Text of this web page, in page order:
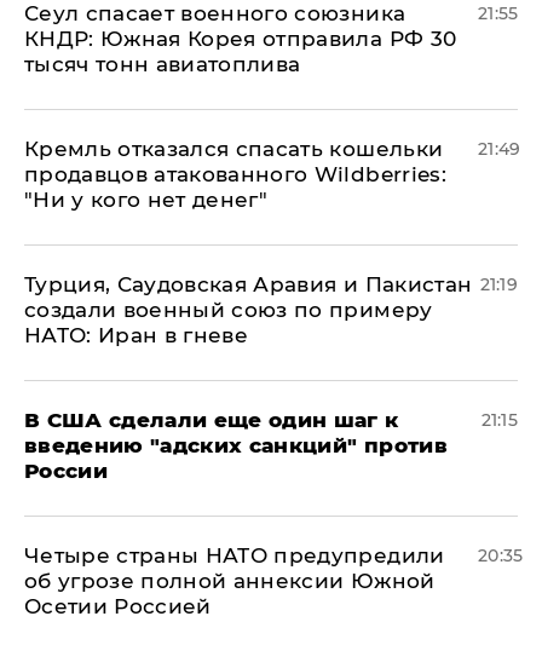
​Сеул спасает военного союзника
КНДР: Южная Корея отправила РФ 30
тысяч тонн авиатоплива
21:55
Кремль отказался спасать кошельки
продавцов атакованного Wildberries:
"Ни у кого нет денег"
21:49
Турция, Саудовская Аравия и Пакистан
создали военный союз по примеру
НАТО: Иран в гневе
21:19
В США сделали еще один шаг к
введению "адских санкций" против
России
21:15
Четыре страны НАТО предупредили
об угрозе полной аннексии Южной
Осетии Россией
20:35